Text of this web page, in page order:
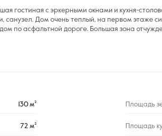
130 м² Площадь
72 м² Площадь
гостиная с эркерными окнами и кухня-
санузел. Дом очень теплый, на первом этаже
по асфальтной дороге. Большая зона